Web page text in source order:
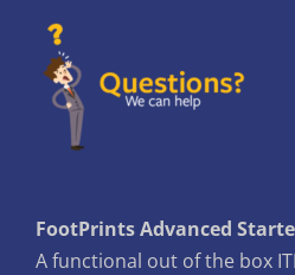
FootPrints Advanced
A functional out of the box